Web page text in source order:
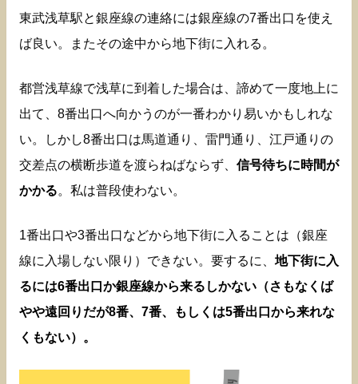
東武浅草駅と銀座線の連絡には銀座線の7番出口を使え
ば良い。またその途中から地下街に入れる。
都営浅草線で浅草に到着した場合は、諦めて一度地上に
出て、8番出口へ向かうのが一番わかり易いかもしれな
い。しかし8番出口は馬道通り、雷門通り、江戸通りの
交差点の横断歩道を渡らねばならず、 信号待ちに時間が
かかる。私は普段使わない。
1番出口や3番出口などから地下街に入ることは（銀座
線に入場しない限り）できない。要するに、 地下街に入
るには6番出口か銀座線から来るしかない（さもなくば
やや遠回りだが8番、7番、もしくは5番出口から来れな
くもない）。